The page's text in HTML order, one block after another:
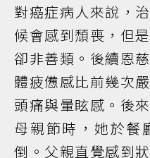
對癌症病人來說，
候會感到頹喪，但
卻非善類。後續恩
體疲憊感比前幾次
頭痛與暈眩感。後
母親節時，她於餐
倒。父親直覺感到